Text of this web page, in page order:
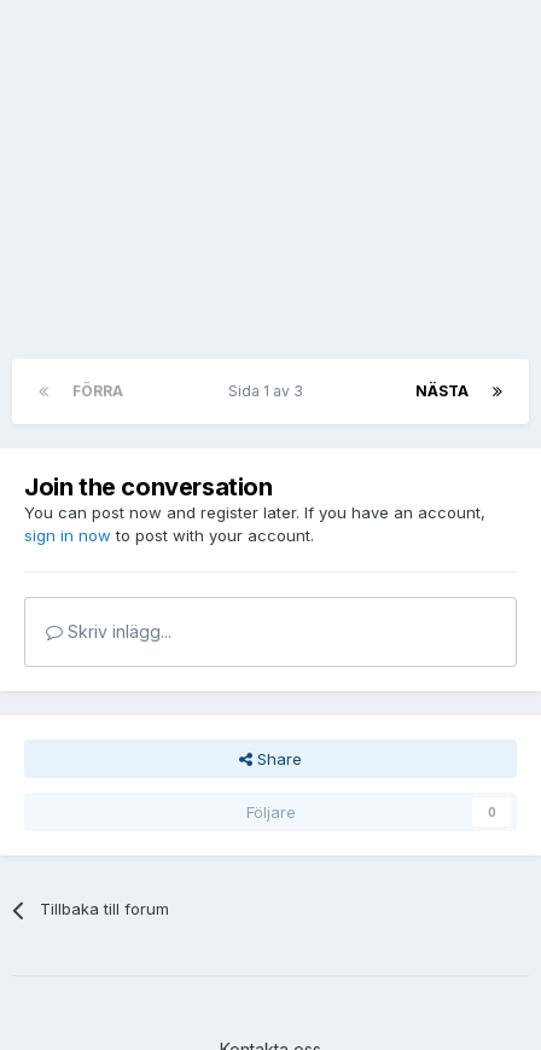
FÖRRA NÄSTA
Sida 1 av 3
Join the conversation
You can post now and register later. If you have an account,
sign in now to post with your account.
Skriv inlägg...
Share
Följare 0
Tillbaka till forum